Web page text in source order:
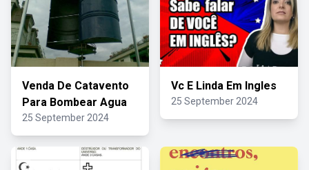
Venda De Catavento
Para Bombear Agua
25 September 2024
Vc E Linda Em Ingles
25 September 2024